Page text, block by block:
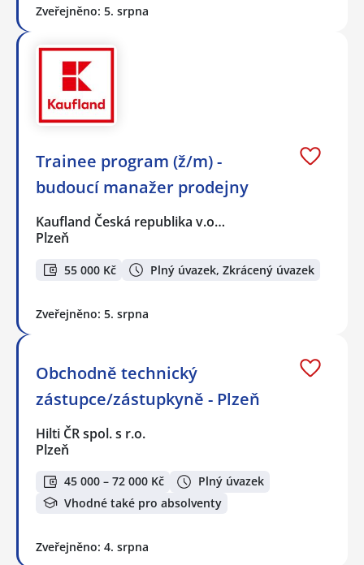
Zveřejněno: 5. srpna
Trainee program (ž/m) -
budoucí manažer prodejny
Kaufland Česká republika v.o…
Plzeň
55 000 Kč Plný úvazek, Zkrácený úvazek
Zveřejněno: 5. srpna
Obchodně technický
zástupce/zástupkyně - Plzeň
Hilti ČR spol. s r.o.
Plzeň
45 000 – 72 000 Kč
Plný úvazek
Vhodné také pro absolventy
Zveřejněno: 4. srpna